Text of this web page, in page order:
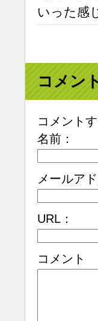
いった感
コメン
コメント
名前：
メールア
URL：
コメント